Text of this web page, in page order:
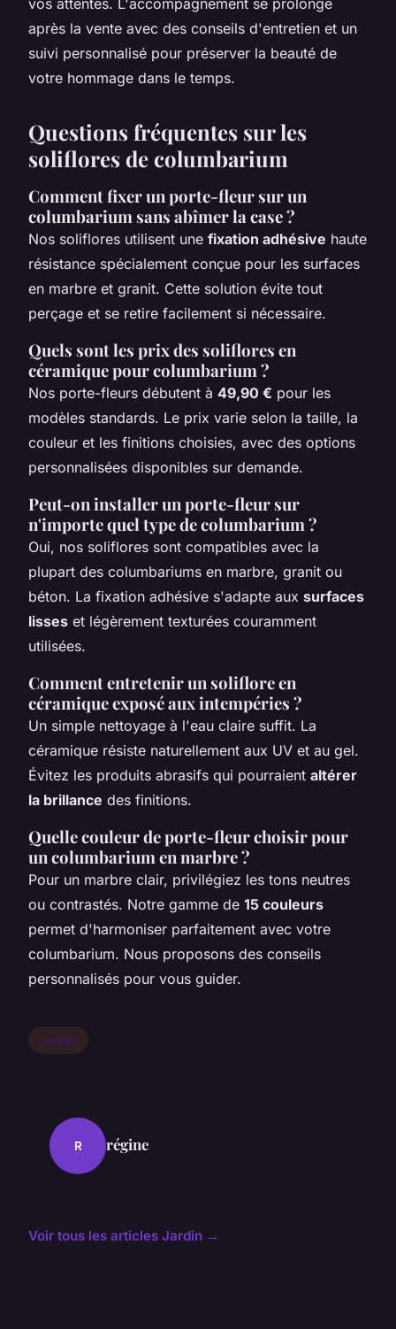
après la vente avec des conseils d'entretien et un
suivi personnalisé pour préserver la beauté de
votre hommage dans le temps.
Questions fréquentes sur les
soliflores de columbarium
Comment fixer un porte-fleur sur un
columbarium sans abîmer la case ?
Nos soliflores utilisent une fixation adhésive haute
résistance spécialement conçue pour les surfaces
en marbre et granit. Cette solution évite tout
perçage et se retire facilement si nécessaire.
Quels sont les prix des soliflores en
céramique pour columbarium ?
Nos porte-fleurs débutent à 49,90 € pour les
modèles standards. Le prix varie selon la taille, la
couleur et les finitions choisies, avec des options
personnalisées disponibles sur demande.
Peut-on installer un porte-fleur sur
n'importe quel type de columbarium ?
Oui, nos soliflores sont compatibles avec la
plupart des columbariums en marbre, granit ou
béton. La fixation adhésive s'adapte aux surfaces
lisses et légèrement texturées couramment
utilisées.
Comment entretenir un soliflore en
céramique exposé aux intempéries ?
Un simple nettoyage à l'eau claire suffit. La
céramique résiste naturellement aux UV et au gel.
Évitez les produits abrasifs qui pourraient altérer
la brillance des finitions.
Quelle couleur de porte-fleur choisir pour
un columbarium en marbre ?
Pour un marbre clair, privilégiez les tons neutres
ou contrastés. Notre gamme de 15 couleurs
permet d'harmoniser parfaitement avec votre
columbarium. Nous proposons des conseils
personnalisés pour vous guider.
Jardin
R régine
Voir tous les articles Jardin →